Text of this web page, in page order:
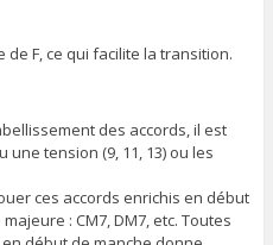
de F, ce qui facilite la transition.
des accords, il est
tension (9, 11, 13) ou les
ces accords enrichis en début
: CM7, DM7, etc. Toutes